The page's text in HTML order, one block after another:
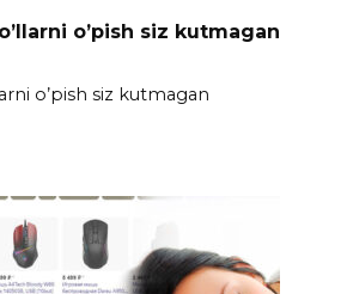
o’pish siz kutmagan
o’pish siz kutmagan